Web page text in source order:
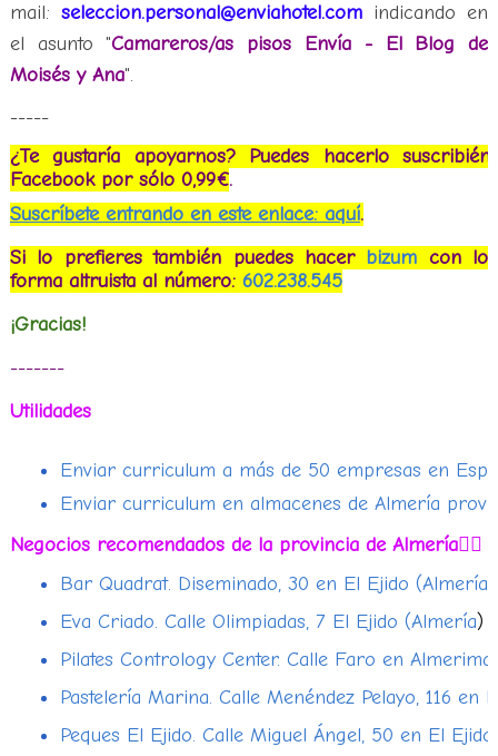
mail: seleccion.personal@enviahotel.comindicando en
el asunto "Camareros/as pisos Envía - El Blog de
Moisés y Ana".
-----
¿Te gustaría apoyarnos? Puedes hacerlo
Facebook por sólo 0,99€.
Suscríbete entrando en este enlace: aquí.
Si lo prefieres también puedes hacer bizum con lo
forma altruista al número: 602.238.545
¡Gracias!
-------
Utilidades
Enviar curriculum a más de 50 empresas en
Enviar curriculum en almacenes de Almería
Negocios recomendados de la provincia de Almería👇🏻
Bar Quadrat. Diseminado, 30 en El Ejido (Almería)
Eva Criado. Calle Olimpiadas, 7 El Ejido (Almería)
Pilates Contrology Center. Calle Faro en
Pastelería Marina. Calle Menéndez Pelayo, 116 en
Peques El Ejido. Calle Miguel Ángel, 50 en El